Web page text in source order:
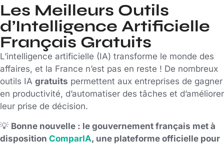
Les Meilleurs Outils
d’Intelligence Artificielle
Français Gratuits
L’intelligence artificielle (IA) transforme le monde des
affaires, et la France n’est pas en reste ! De nombreux
outils IA gratuits permettent aux entreprises de gagner
en productivité, d’automatiser des tâches et d’améliorer
leur prise de décision.
💡 Bonne nouvelle : le gouvernement français met à
disposition ComparIA, une plateforme officielle pour